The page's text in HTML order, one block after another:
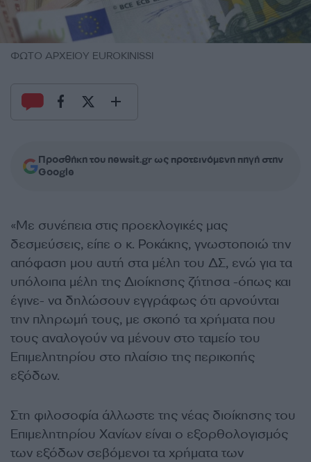
ΦΩΤΟ ΑΡΧΕΙΟΥ EUROKINISSI
Προσθήκη του newsit.gr ως προτεινόμενη πηγή στην
Google
«Με συνέπεια στις προεκλογικές μας
δεσμεύσεις, είπε ο κ. Ροκάκης, γνωστοποιώ την
απόφαση μου αυτή στα μέλη του ΔΣ, ενώ για τα
υπόλοιπα μέλη της Διοίκησης ζήτησα -όπως και
έγινε- να δηλώσουν εγγράφως ότι αρνούνται
την πληρωμή τους, με σκοπό τα χρήματα που
τους αναλογούν να μένουν στο ταμείο του
Επιμελητηρίου στο πλαίσιο της περικοπής
εξόδων.
Στη φιλοσοφία άλλωστε της νέας διοίκησης του
Επιμελητηρίου Χανίων είναι ο εξορθολογισμός
των εξόδων σεβόμενοι τα χρήματα των